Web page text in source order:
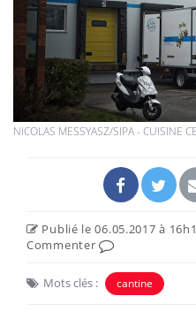
NICOLAS MESSYASZ/SIPA - CUISINE
Publié le 06.05.2017 à
Commenter
Mots clés : cantine